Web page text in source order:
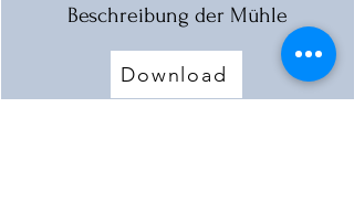
Beschreibung der Mühle
Download